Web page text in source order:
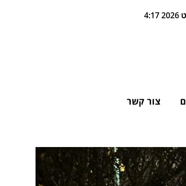
צור קשר